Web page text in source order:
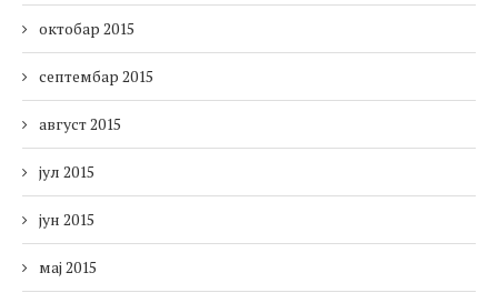
октобар 2015
септембар 2015
август 2015
јул 2015
јун 2015
мај 2015